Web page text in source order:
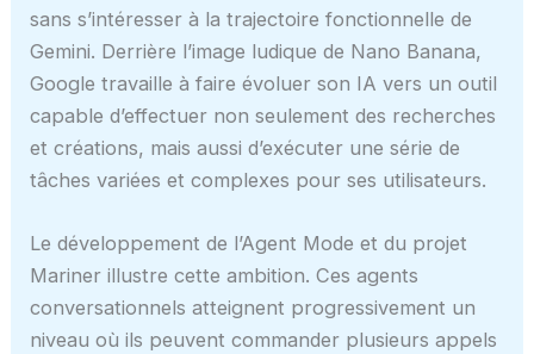
sans s’intéresser à la trajectoire fonctionnelle de
Gemini. Derrière l’image ludique de Nano Banana,
Google travaille à faire évoluer son IA vers un outil
capable d’effectuer non seulement des recherches
et créations, mais aussi d’exécuter une série de
tâches variées et complexes pour ses utilisateurs.
Le développement de l’Agent Mode et du projet
Mariner illustre cette ambition. Ces agents
conversationnels atteignent progressivement un
niveau où ils peuvent commander plusieurs appels